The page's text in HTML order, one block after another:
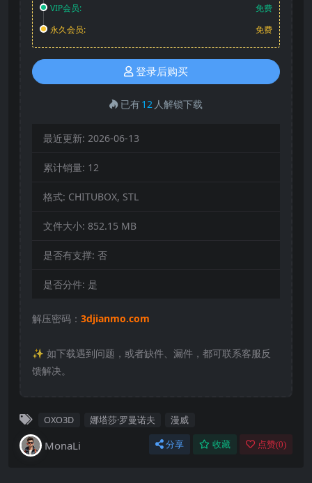
VIP会员:
免费
永久会员:
免费
登录后购买
已有12 人解锁下载
最近更新: 2026-06-13
累计销量: 12
格式: CHITUBOX, STL
文件大小: 852.15 MB
是否有支撑: 否
是否分件: 是
解压密码： 3djianmo.com
✨️ 如下载遇到问题，或者缺件、漏件，都可联系客服反
馈解决。
OXO3D 娜塔莎·罗曼诺夫 漫威
MonaLi 分享 收藏 点赞(0)